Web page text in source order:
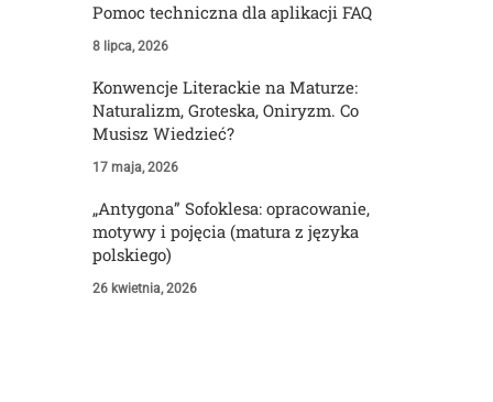
Pomoc techniczna dla aplikacji FAQ
8 lipca, 2026
Konwencje Literackie na Maturze:
Naturalizm, Groteska, Oniryzm. Co
Musisz Wiedzieć?
17 maja, 2026
„Antygona” Sofoklesa: opracowanie,
motywy i pojęcia (matura z języka
polskiego)
26 kwietnia, 2026